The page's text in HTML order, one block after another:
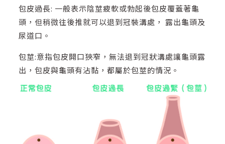
包皮過長: 一般表示陰莖疲軟或勃起後包皮覆蓋著龜
頭，但稍微往後推就可以退到冠裝溝處， 露出龜頭及
尿道口。
包莖:意指包皮開口狹窄，無法退到冠狀溝處讓龜頭露
出，包皮與龜頭有沾黏，都屬於包莖的情況。